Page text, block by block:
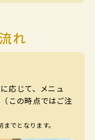
れ
応じて、メニュ
この時点ではご注
でとなります。